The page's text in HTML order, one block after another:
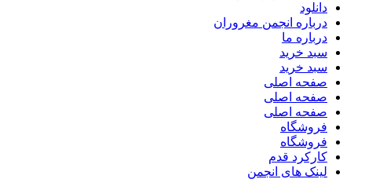
دانلود
درباره انجمن مغروران
درباره ما
سبد خرید
سبد خرید
صفحه اصلی
صفحه اصلی
صفحه اصلی
فروشگاه
فروشگاه
کارکرد قدم
لینک های انجمن